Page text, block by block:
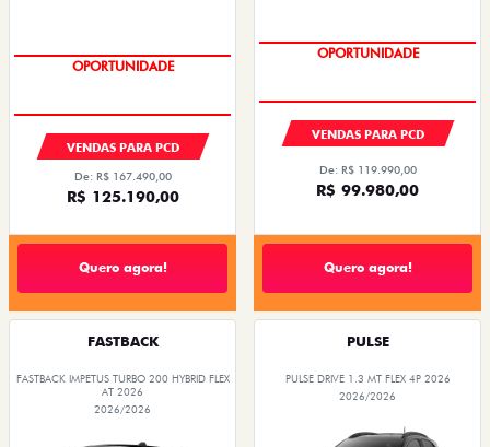
OPORTUNIDADE
VENDAS PARA PCD
De: R$ 167.490,00
R$ 125.190,00
Quero agora!
OPORTUNIDADE
VENDAS PARA PCD
De: R$ 119.990,00
R$ 99.980,00
Quero agora!
FASTBACK
FASTBACK IMPETUS TURBO 200 HYBRID FLEX
AT 2026
2026/2026
PULSE
PULSE DRIVE 1.3 MT FLEX 4P 2026
2026/2026